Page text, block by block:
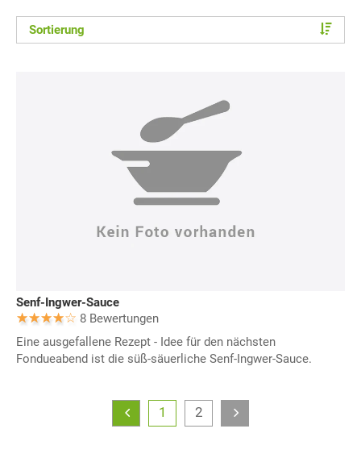
Sortierung
Senf-Ingwer-Sauce
8 Bewertungen
Eine ausgefallene Rezept - Idee für den nächsten
Fondueabend ist die süß-säuerliche Senf-Ingwer-Sauce.
1 2